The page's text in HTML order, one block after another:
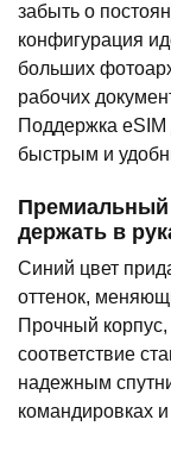
забыть о
конфигурация
больших
рабочих
Поддержка eSIM
быстрым и
Премиальный
держать в
Синий цвет
оттенок,
Прочный
соответствие
надежным
командировках